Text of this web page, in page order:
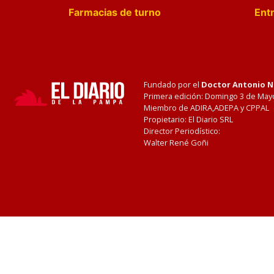
Farmacias de turno
Fundado por el Doctor Antonio
Primera edición: Domingo 3 de
Miembro de ADIRA,ADEPA y CPPAL
Propietario: El Diario SRL
Director Periodístico:
Walter René Goñi